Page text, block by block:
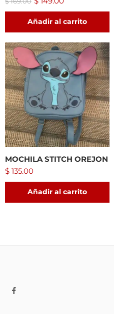
Añadir al carrito
MOCHILA STITCH OREJON
$ 135.00
Añadir al carrito